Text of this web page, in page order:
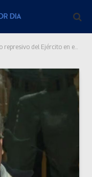
Ejército en el sur de Santa Fe